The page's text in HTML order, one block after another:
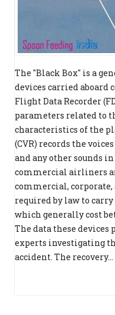
The "Black Box" is a
devices carried
Flight Data Recorder
parameters related to
characteristics of the
(CVR) records the
and any other sounds
commercial airliners
commercial,
required by law to carry
which generally cost
The data these
experts investigating
accident. The recovery...